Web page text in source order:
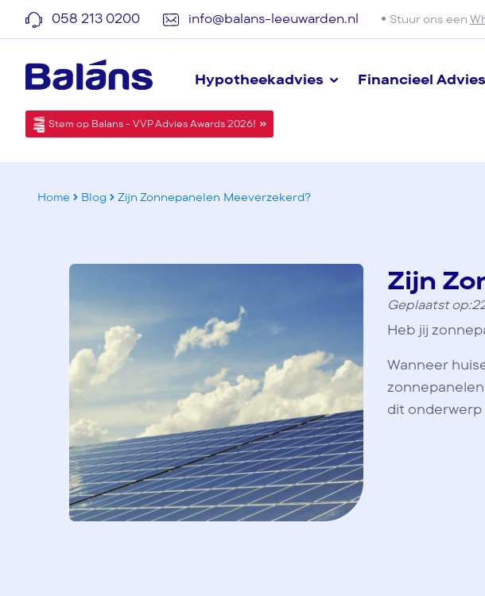
058 213 0200 info@balans-leeuwarden.nl Stuur ons een
Hypotheekadvies Financieel Advies
Stem op Balans - VVP Advies Awards 2026!
Home Blog Zijn Zonnepanelen Meeverzekerd?
Zijn
Geplaatst
Heb jij
Wanneer
dit